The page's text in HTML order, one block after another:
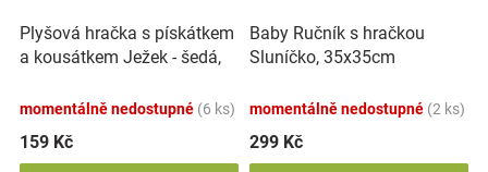
Plyšová hračka s pískátkem
a kousátkem Ježek - šedá,
momentálně nedostupné (6 ks)
159 Kč
Baby Ručník s hračkou
Sluníčko, 35x35cm
momentálně nedostupné (2 ks)
299 Kč